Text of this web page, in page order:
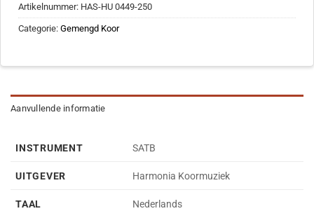
Artikelnummer: HAS-HU 0449-250
Categorie: Gemengd Koor
Aanvullende informatie
INSTRUMENT SATB
UITGEVER Harmonia Koormuziek
TAAL Nederlands